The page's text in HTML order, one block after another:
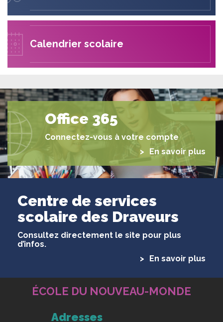
Calendrier scolaire
Office 365
Connectez-vous à votre compte
En savoir plus
Centre de services
scolaire des Draveurs
Consultez directement le site pour plus
d’infos.
En savoir plus
ÉCOLE DU NOUVEAU-MONDE
Adresses